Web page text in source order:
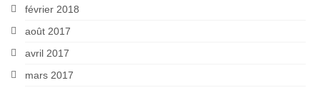
février 2018
août 2017
avril 2017
mars 2017